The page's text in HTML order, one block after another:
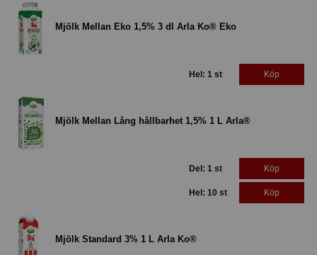
Mjölk Mellan Eko 1,5% 3 dl Arla Ko® Eko
Hel: 1 st Köp
Mjölk Mellan Lång hållbarhet 1,5% 1 L Arla®
Del: 1 st Köp
Hel: 10 st Köp
Mjölk Standard 3% 1 L Arla Ko®